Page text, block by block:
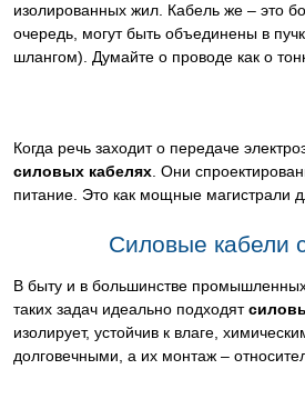
изолированных жил. Кабель же – это
очередь, могут быть объединены в
шлангом). Думайте о проводе как о
Когда речь заходит о передаче
силовых кабелях . Они
питание. Это как мощные магистрали
Силовые кабели
В быту и в большинстве
таких задач идеально подходят
изолирует, устойчив к влаге,
долговечными, а их монтаж –